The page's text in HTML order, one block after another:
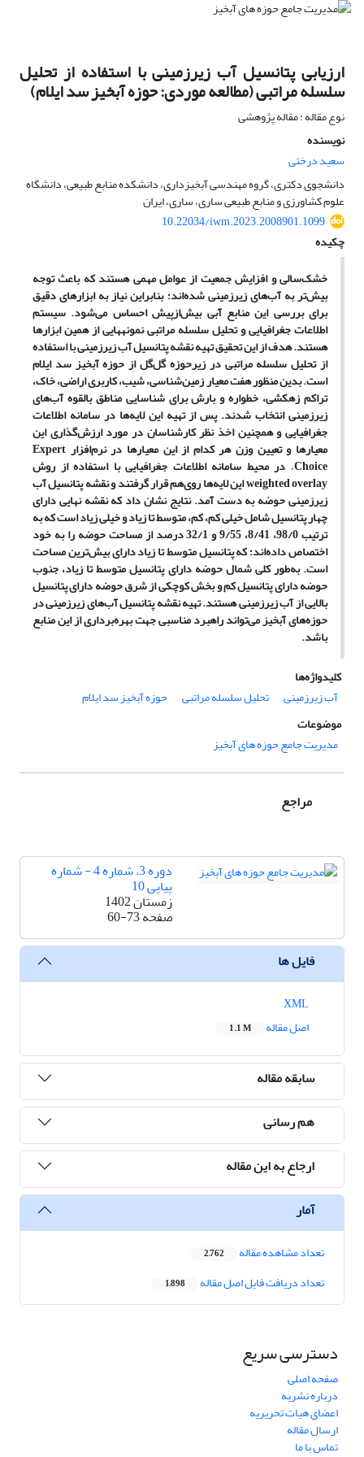
ارزیابی پتانسیل‌ آب زیرزمینی با استفاده از تحلیل
سلسله مراتبی (مطالعه موردی: حوزه آبخیز سد ایلام)
نوع مقاله : مقاله پژوهشی
نویسنده
سعید درختی
دانشجوی دکتری، گروه مهندسی آبخیزداری، دانشکده منابع طبیعی، دانشگاه
علوم کشاورزی و منابع طبیعی ساری، ساری، ایران
10.22034/iwm.2023.2008901.1099
چکیده
خشک‌سالی و افزایش جمعیت از عوامل مهمی هستند که باعث توجه
بیش‌تر به آب‌های زیرزمینی شده‌اند؛ بنابراین نیاز به ابزارهای دقیق
برای بررسی این منابع آبی بیش‌ازپیش احساس می‌شود. سیستم
اطلاعات جغرافیایی و تحلیل سلسله مراتبی نمونه­هایی از همین ابزارها
هستند. هدف از این تحقیق تهیه نقشه پتانسیل آب زیرزمینی با استفاده
از تحلیل سلسله مراتبی درزیرحوزه گل‌گل از حوزه آبخیز سد ایلام
است. بدین منظور هفت معیار زمین‌شناسی، شیب، کاربری اراضی، خاک،
تراکم زهکشی، خطواره و بارش برای شناسایی مناطق بالقوه آب‌های
زیرزمینی انتخاب شدند. پس از تهیه این لایه‌ها در سامانه اطلاعات
جغرافیایی و همچنین اخذ نظر کارشناسان در مورد ارزش‌گذاری این
معیارها و تعیین وزن هر کدام از این معیارها در نرم‌افزار Expert
Choice، در محیط سامانه اطلاعات جغرافیایی با استفاده از روش
weighted overlayاین لایه‌ها روی‌هم قرار گرفتند و نقشه پتانسیل آب
زیرزمینی حوضه به دست آمد. نتایج نشان داد که نقشه نهایی دارای
چهار پتانسیل شامل خیلی کم، کم، متوسط تا زیاد و خیلی زیاد است که به
ترتیب 98/0، 8/41، 9/55 و 32/1 درصد از مساحت حوضه را به خود
اختصاص داده‌اند؛ که پتانسیل متوسط تا زیاد دارای بیش‌ترین مساحت
است.به‌طور کلی شمال حوضه دارای پتانسیل متوسط تا زیاد، جنوب
حوضه دارای پتانسیل کم و بخش کوچکی از شرق حوضه دارای پتانسیل
بالایی از آب زیرزمینی هستند. تهیه نقشه پتانسیل آب‌های زیرزمینی در
حوزه‌های آبخیز می‌تواند راهبرد مناسبی جهت بهره‌برداری از این منابع
باشد.
کلیدواژه‌ها
آب زیرزمینی
تحلیل سلسله مراتبی
حوزه آبخیز سد ایلام
موضوعات
مدیریت جامع حوزه های آبخیز
مراجع
دوره 3، شماره 4 - شماره
پیاپی 10
زمستان 1402
صفحه60-73
فایل ها
اصل مقاله
1.1 M
سابقه مقاله
هم رسانی
ارجاع به این مقاله
آمار
تعداد مشاهده مقاله 2,762
تعداد دریافت فایل اصل مقاله 1,898
دسترسی سریع
صفحه اصلی
درباره نشریه
اعضای هیات تحریریه
ارسال مقاله
تماس با ما